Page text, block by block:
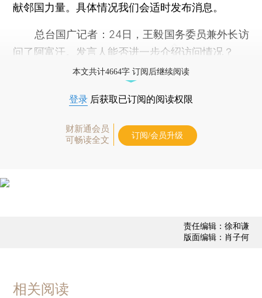
献邻国力量。具体情况我们会适时发布消息。
总台国广记者 ：24日，王毅国务委员兼外长访
问了阿富汗。发言人能否进一步介绍访问情况？
本文共计4664字 订阅后继续阅读
登录 后获取已订阅的阅读权限
财新通会员
可畅读全文
订阅/会员升级
责任编辑：徐和谦
版面编辑：肖子何
相关阅读